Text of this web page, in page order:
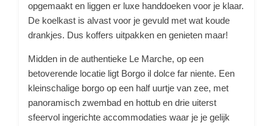
opgemaakt en liggen er luxe handdoeken voor je klaar.
De koelkast is alvast voor je gevuld met wat koude
drankjes. Dus koffers uitpakken en genieten maar!
Midden in de authentieke Le Marche, op een
betoverende locatie ligt Borgo il dolce far niente. Een
kleinschalige borgo op een half uurtje van zee, met
panoramisch zwembad en hottub en drie uiterst
sfeervol ingerichte accommodaties waar je je gelijk